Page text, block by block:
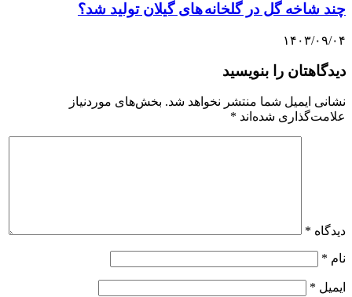
چند شاخه گل در گلخانه های گیلان تولید شد؟
۱۴۰۳/۰۹/۰۴
دیدگاهتان را بنویسید
نشانی ایمیل شما منتشر نخواهد شد. بخش‌های موردنیاز
علامت‌گذاری شده‌اند *
دیدگاه *
نام *
ایمیل *